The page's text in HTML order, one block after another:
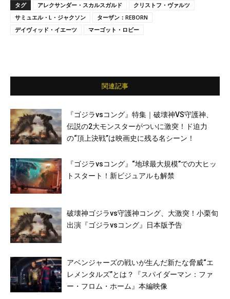
タグ アレクサンダー・スカルスガルド
クリストフ・ヴァルツ
サミュエル・L・ジャクソン
ターザン：REBORN
デイヴィッド・イエーツ
マーゴット・ロビー
関連記事
『ゴジラvsコング』特集｜破壊神VS守護神、
伝説の2大モンスターがついに激突！ド迫力
の“頂上決戦”は映画史に残る名シーン！
『ゴジラvsコング』“地球最大規模”での大ヒッ
トスタート！新ビジュアルも解禁
破壊神ゴジラvs守護神コング、大激突！小栗旬
出演『ゴジラvsコング』日本版予告
アベンジャーズの戦いが生んだ新たな脅威“エ
レメンタルズ”とは？『スパイダーマン：ファ
ー・フロム・ホーム』本編映像